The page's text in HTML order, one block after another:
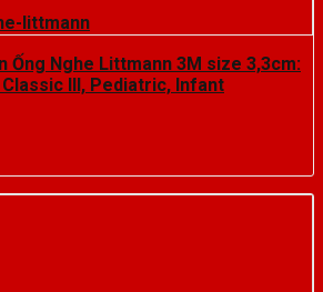
Ống Nghe Littmann 3M size 3,3cm:
III, Pediatric, Infant